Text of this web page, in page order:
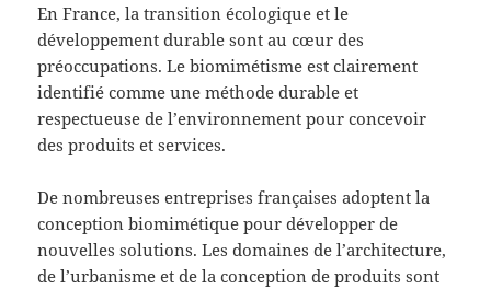
En France, la transition écologique et le
développement durable sont au cœur des
préoccupations. Le biomimétisme est clairement
identifié comme une méthode durable et
respectueuse de l’environnement pour concevoir
des produits et services.
De nombreuses entreprises françaises adoptent la
conception biomimétique pour développer de
nouvelles solutions. Les domaines de l’architecture,
de l’urbanisme et de la conception de produits sont